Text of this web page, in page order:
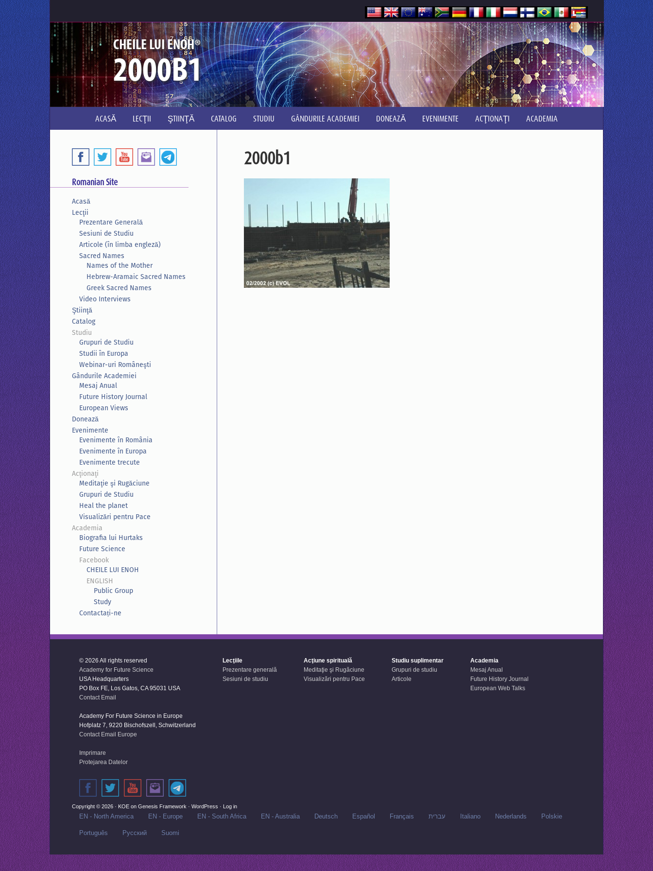
CHEILE LUI ENOH®
2000B1
ACASĂ LECŢII ŞTIINŢĂ CATALOG STUDIU GÂNDURILE ACADEMIEI DONEAZĂ EVENIMENTE ACŢIONAŢI ACADEMIA
2000b1
Romanian Site
Acasă
Lecţii
Prezentare Generală
Sesiuni de Studiu
Articole (în limba engleză)
Sacred Names
Names of the Mother
Hebrew-Aramaic Sacred Names
Greek Sacred Names
Video Interviews
Ştiinţă
Catalog
Studiu
Grupuri de Studiu
Studii în Europa
Webinar-uri Româneşti
Gândurile Academiei
Mesaj Anual
Future History Journal
European Views
Donează
Evenimente
Evenimente în România
Evenimente în Europa
Evenimente trecute
Acţionaţi
Meditaţie şi Rugăciune
Grupuri de Studiu
Heal the planet
Visualizări pentru Pace
Academia
Biografia lui Hurtaks
Future Science
Facebook
CHEILE LUI ENOH
ENGLISH
Public Group
Study
Contactați-ne
© 2026 All rights reserved
Academy for Future Science
USA Headquarters
PO Box FE, Los Gatos, CA 95031 USA
Contact Email
Academy For Future Science in Europe
Hofplatz 7, 9220 Bischofszell, Schwitzerland
Contact Email Europe
Imprimare
Protejarea Datelor
Lecţiile
Prezentare generală
Sesiuni de studiu
Acţiune spirituală
Meditaţie şi Rugăciune
Visualizări pentru Pace
Studiu suplimentar
Grupuri de studiu
Articole
Academia
Mesaj Anual
Future History Journal
European Web Talks
Copyright © 2026 · KOE on Genesis Framework · WordPress · Log in
EN - North America EN - Europe EN - South Africa EN - Australia Deutsch Español Français עברית Italiano Nederlands Polskie
Português Русский‬ Suomi